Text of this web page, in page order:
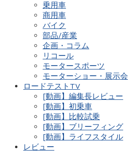
乗用車
商用車
バイク
部品/産業
企画・コラム
リコール
モータースポーツ
モーターショー・展示会
ロードテストTV
[動画】編集長レビュー
[動画】初乗車
[動画】比較試乗
[動画】ブリーフィング
[動画】ライフスタイル
レビュー